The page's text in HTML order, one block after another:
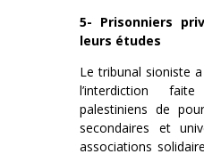
5- Prisonniers
leurs études
Le tribunal sioniste
l’interdiction
palestiniens de
secondaires et
associations